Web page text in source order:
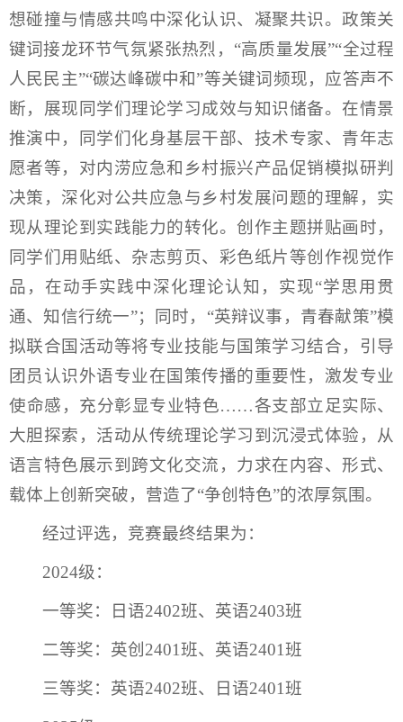
想碰撞与情感共鸣中深化认识、凝聚共识。政策关
键词接龙环节气氛紧张热烈，“高质量发展”“全过程
人民民主”“碳达峰碳中和”等关键词频现，应答声不
断，展现同学们理论学习成效与知识储备。在情景
推演中，同学们化身基层干部、技术专家、青年志
愿者等，对内涝应急和乡村振兴产品促销模拟研判
决策，深化对公共应急与乡村发展问题的理解，实
现从理论到实践能力的转化。创作主题拼贴画时，
同学们用贴纸、杂志剪页、彩色纸片等创作视觉作
品，在动手实践中深化理论认知，实现“学思用贯
通、知信行统一”；同时，“英辩议事，青春献策”模
拟联合国活动等将专业技能与国策学习结合，引导
团员认识外语专业在国策传播的重要性，激发专业
使命感，充分彰显专业特色……各支部立足实际、
大胆探索，活动从传统理论学习到沉浸式体验，从
语言特色展示到跨文化交流，力求在内容、形式、
载体上创新突破，营造了“争创特色”的浓厚氛围。
经过评选，竞赛最终结果为：
2024级：
一等奖：日语2402班、英语2403班
二等奖：英创2401班、英语2401班
三等奖：英语2402班、日语2401班